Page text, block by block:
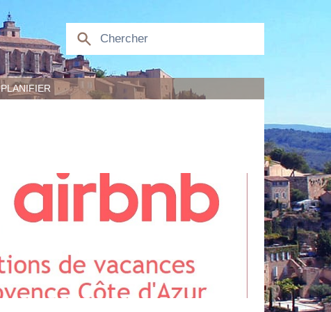
PLANIFIER